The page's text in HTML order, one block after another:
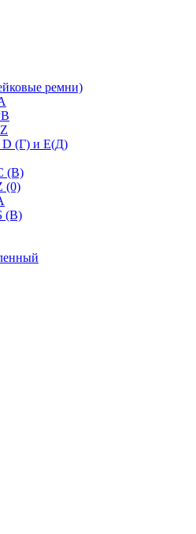
ремни)
D (Г) и Е(Д)
(В)
(0)
(B)